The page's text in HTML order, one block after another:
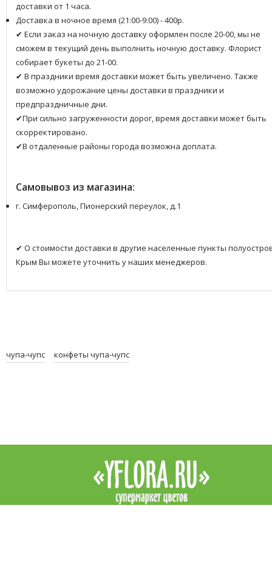
доставки от 1 часа.
Доставка в ночное время (21:00-9:00) - 400р.
✔ Если заказ на ночную доставку оформлен после 20-00, мы не
сможем в текущий день выполнить ночную доставку. Флорист
собирает букеты до 21-00.
✔ В праздники время доставки может быть увеличено. Также
возможно удорожание цены доставки в праздники и
предпраздничные дни.
✔При сильно загруженности дорог, время доставки может быть
скорректировано.
✔В отдаленные районы города возможна доплата.
Самовывоз из магазина:
г. Симферополь, Пионерский переулок, д.1
✔ О стоимости доставки в другие населенные пункты
Крым Вы можете уточнить у наших менеджеров.
чупа-чупс конфеты чупа-чупс